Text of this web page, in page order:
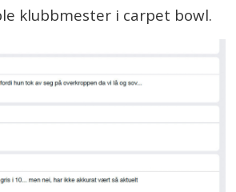
klubbmester i carpet bowl.